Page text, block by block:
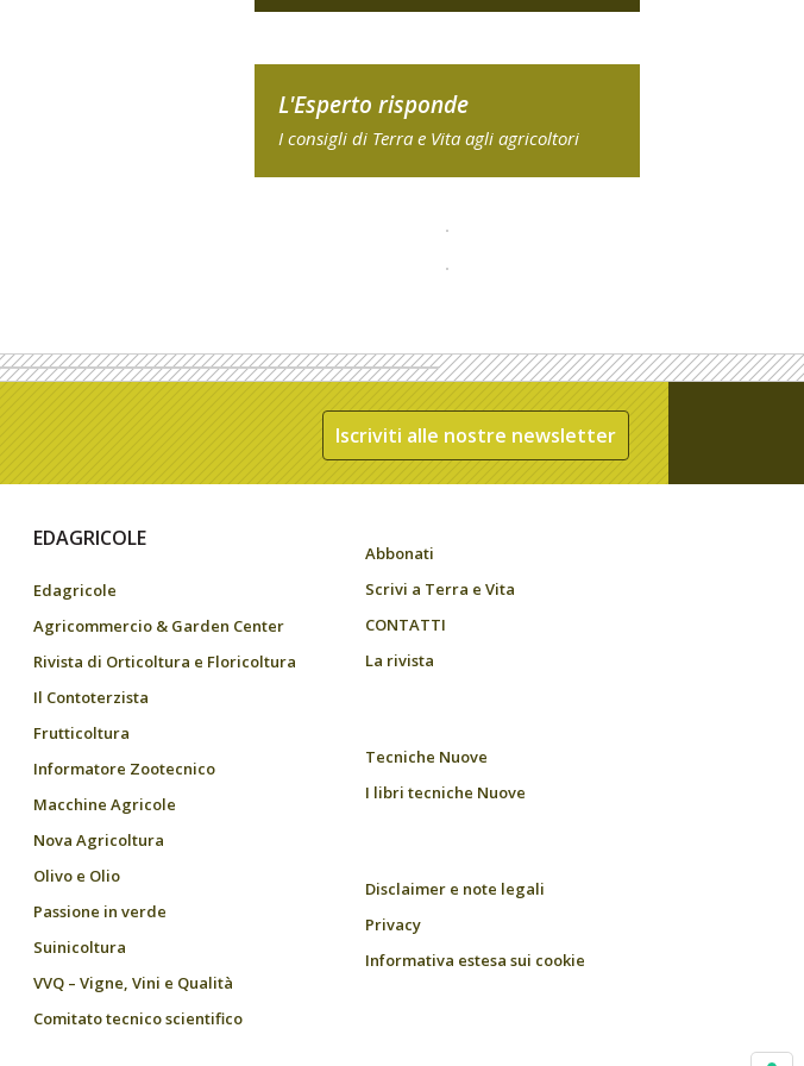
L'Esperto risponde
I consigli di Terra e Vita agli agricoltori
Iscriviti alle nostre newsletter
EDAGRICOLE
Edagricole
Agricommercio & Garden Center
Rivista di Orticoltura e Floricoltura
Il Contoterzista
Frutticoltura
Informatore Zootecnico
Macchine Agricole
Nova Agricoltura
Olivo e Olio
Passione in verde
Suinicoltura
VVQ – Vigne, Vini e Qualità
Comitato tecnico scientifico
Abbonati
Scrivi a Terra e Vita
CONTATTI
La rivista
Tecniche Nuove
I libri tecniche Nuove
Disclaimer e note legali
Privacy
Informativa estesa sui cookie